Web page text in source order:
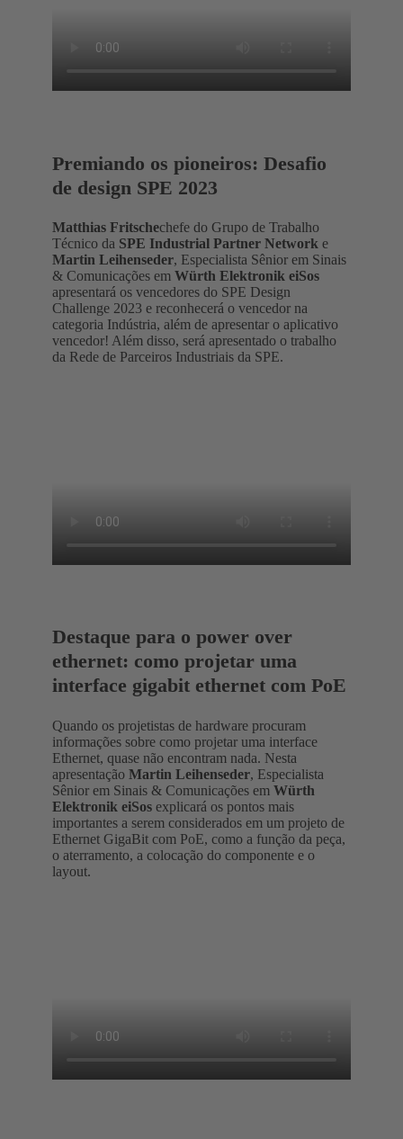
Premiando os pioneiros: Desafio
de design SPE 2023
Matthias Fritschechefe do Grupo de Trabalho
Técnico da SPE Industrial Partner Network e
Martin Leihenseder, Especialista Sênior em Sinais
& Comunicações em Würth Elektronik eiSos
apresentará os vencedores do SPE Design
Challenge 2023 e reconhecerá o vencedor na
categoria Indústria, além de apresentar o aplicativo
vencedor! Além disso, será apresentado o trabalho
da Rede de Parceiros Industriais da SPE.
Destaque para o power over
ethernet: como projetar uma
interface gigabit ethernet com PoE
Quando os projetistas de hardware procuram
informações sobre como projetar uma interface
Ethernet, quase não encontram nada. Nesta
apresentação Martin Leihenseder, Especialista
Sênior em Sinais & Comunicações em Würth
Elektronik eiSos explicará os pontos mais
importantes a serem considerados em um projeto de
Ethernet GigaBit com PoE, como a função da peça,
o aterramento, a colocação do componente e o
layout.